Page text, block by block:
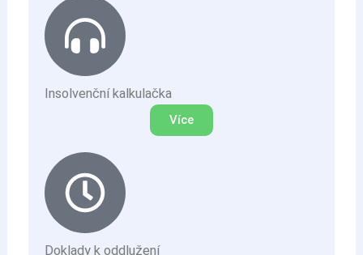
Insolvenční kalkulačka
Více
Doklady k oddlužení